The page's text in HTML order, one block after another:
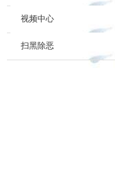
视频中心
扫黑除恶